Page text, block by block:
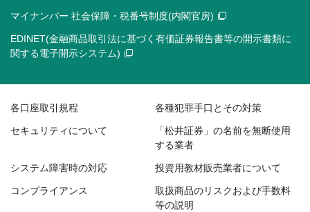
マイナンバー 社会保障・税番号制度(内閣官房)
EDINET(金融商品取引法に基づく有価証券報告書等の開示書類に
関する電子開示システム)
各口座取引規程 各種犯罪手口とその対策
セキュリティについて
「松井証券」の名前を無断使用
する業者
システム障害時の対応 投資用教材販売業者について
コンプライアンス
取扱商品のリスクおよび手数料
等の説明